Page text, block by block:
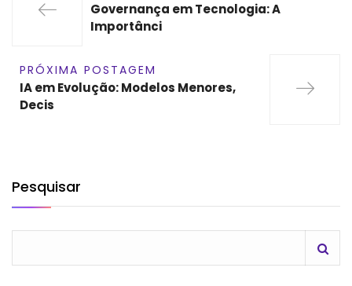
Governança em Tecnologia: A
Importânci
PRÓXIMA POSTAGEM
IA em Evolução: Modelos Menores,
Decis
Pesquisar